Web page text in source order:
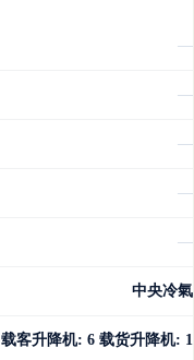
—
—
—
—
—
中央冷氣
载客升降机: 6 载货升降机: 1